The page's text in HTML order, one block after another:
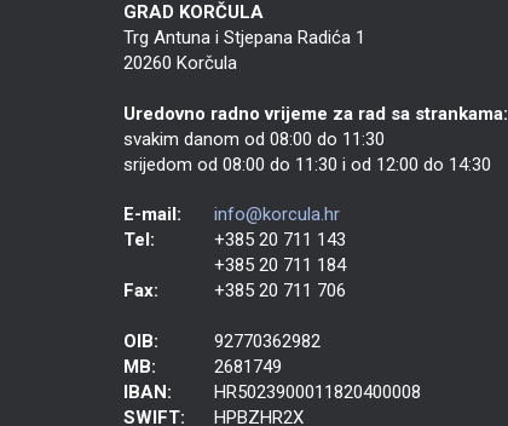
GRAD KORČULA
Trg Antuna i Stjepana Radića 1
20260 Korčula
Uredovno radno vrijeme za rad sa strankama:
svakim danom od 08:00 do 11:30
srijedom od 08:00 do 11:30 i od 12:00 do 14:30
E-mail:
info@korcula.hr
Tel:
+385 20 711 143
+385 20 711 184
Fax:
+385 20 711 706
OIB:
92770362982
MB:
2681749
IBAN:
HR5023900011820400008
SWIFT:
HPBZHR2X